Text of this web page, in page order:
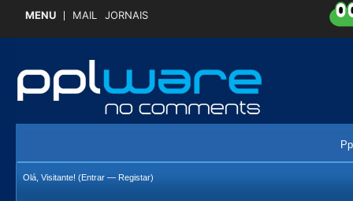
MENU MAIL JORNAIS
Olá, Visitante! (Entrar — Registar)